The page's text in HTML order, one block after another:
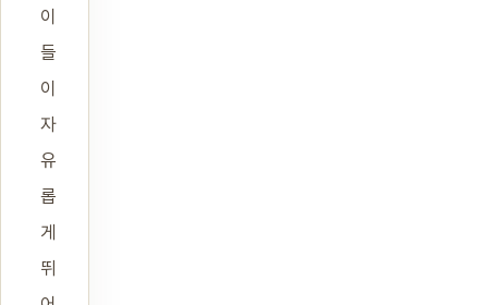
이
들
이
자
유
롭
게
뛰